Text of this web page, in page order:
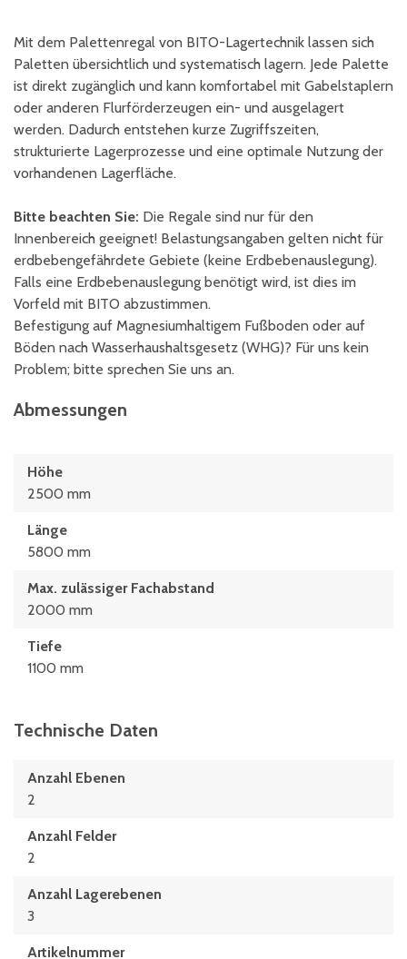
Mit dem Palettenregal von BITO-Lagertechnik lassen sich
Paletten übersichtlich und systematisch lagern. Jede Palette
ist direkt zugänglich und kann komfortabel mit Gabelstaplern
oder anderen Flurförderzeugen ein- und ausgelagert
werden. Dadurch entstehen kurze Zugriffszeiten,
strukturierte Lagerprozesse und eine optimale Nutzung der
vorhandenen Lagerfläche.
Bitte beachten Sie: Die Regale sind nur für den
Innenbereich geeignet! Belastungsangaben gelten nicht für
erdbebengefährdete Gebiete (keine Erdbebenauslegung).
Falls eine Erdbebenauslegung benötigt wird, ist dies im
Vorfeld mit BITO abzustimmen.
Befestigung auf Magnesiumhaltigem Fußboden oder auf
Böden nach Wasserhaushaltsgesetz (WHG)? Für uns kein
Problem; bitte sprechen Sie uns an.
Abmessungen
Höhe
2500 mm
Länge
5800 mm
Max. zulässiger Fachabstand
2000 mm
Tiefe
1100 mm
Technische Daten
Anzahl Ebenen
2
Anzahl Felder
2
Anzahl Lagerebenen
3
Artikelnummer